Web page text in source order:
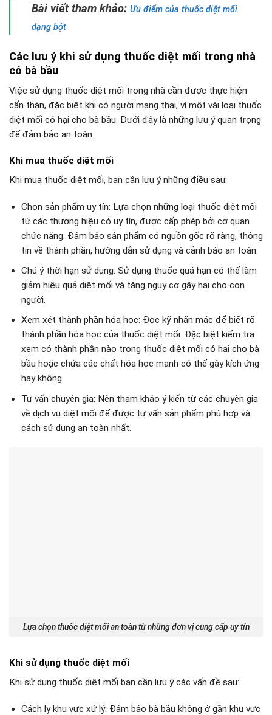
Bài viết tham khảo: Ưu điểm của thuốc diệt mối
dạng bột
Các lưu ý khi sử dụng thuốc diệt mối trong nhà
có bà bầu
Việc sử dụng thuốc diệt mối trong nhà cần được thực hiện
cẩn thận, đặc biệt khi có người mang thai, vì một vài loại thuốc
diệt mối có hại cho bà bầu. Dưới đây là những lưu ý quan trọng
để đảm bảo an toàn.
Khi mua thuốc diệt mối
Khi mua thuốc diệt mối, bạn cần lưu ý những điều sau:
Chọn sản phẩm uy tín: Lựa chọn những loại thuốc diệt mối
từ các thương hiệu có uy tín, được cấp phép bởi cơ quan
chức năng. Đảm bảo sản phẩm có nguồn gốc rõ ràng, thông
tin về thành phần, hướng dẫn sử dụng và cảnh báo an toàn.
Chú ý thời hạn sử dụng: Sử dụng thuốc quá hạn có thể làm
giảm hiệu quả diệt mối và tăng nguy cơ gây hại cho con
người.
Xem xét thành phần hóa học: Đọc kỹ nhãn mác để biết rõ
thành phần hóa học của thuốc diệt mối. Đặc biệt kiểm tra
xem có thành phần nào trong thuốc diệt mối có hại cho bà
bầu hoặc chứa các chất hóa học mạnh có thể gây kích ứng
hay không.
Tư vấn chuyên gia: Nên tham khảo ý kiến từ các chuyên gia
về dịch vụ diệt mối để được tư vấn sản phẩm phù hợp và
cách sử dụng an toàn nhất.
Lựa chọn thuốc diệt mối an toàn từ những đơn vị cung cấp uy tín
Khi sử dụng thuốc diệt mối
Khi sử dụng thuốc diệt mối bạn cần lưu ý các vấn đề sau:
Cách ly khu vực xử lý: Đảm bảo bà bầu không ở gần khu vực